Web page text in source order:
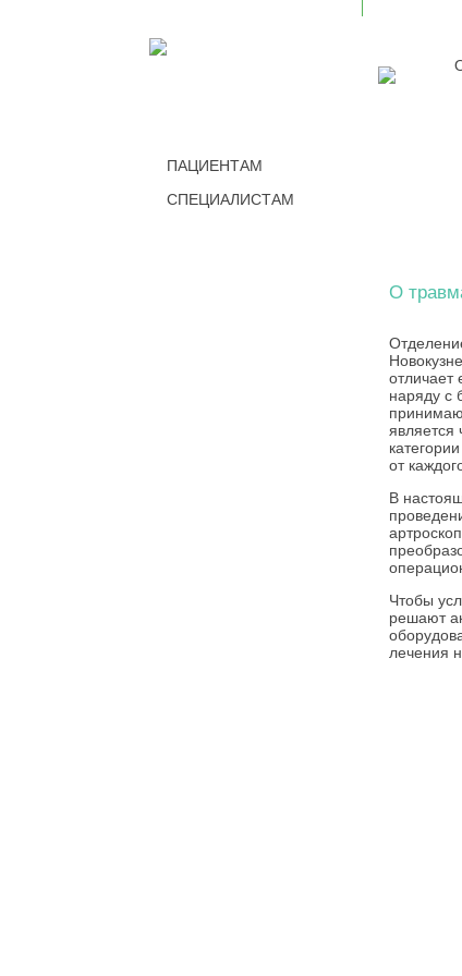
ПАЦИЕНТАМ
СПЕЦИАЛИСТАМ
О
отличает
наряду с
является
от
В
Чтобы
решают
лечения